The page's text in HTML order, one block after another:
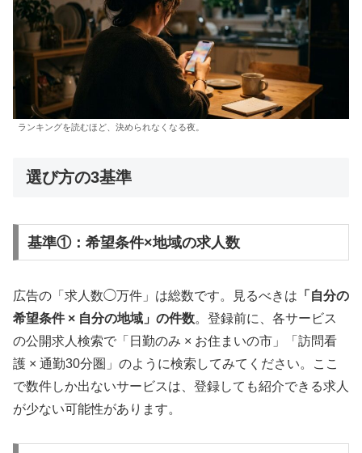
ランキングを読むほど、決められなくなる夜。
選び方の3基準
基準①：希望条件×地域の求人数
広告の「求人数◯万件」は総数です。見るべきは 「自分の
希望条件 × 自分の地域」の件数。登録前に、各サービス
の公開求人検索で「日勤のみ × お住まいの市」「訪問看
護 × 通勤30分圏」のように検索してみてください。ここ
で数件しか出ないサービスは、登録しても紹介できる求人
が少ない可能性があります。